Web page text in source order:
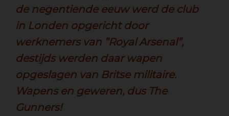
de negentiende eeuw werd de club
in Londen opgericht door
werknemers van ”Royal Arsenal”,
destijds werden daar wapen
opgeslagen van Britse militaire.
Wapens en geweren, dus The
Gunners!